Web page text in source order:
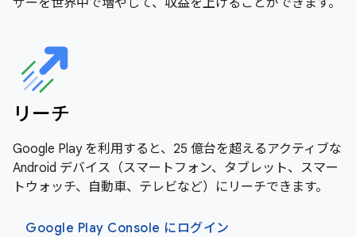
ザーを世界中で増やして、収益を上げることができます。
リーチ
Google Play を利用すると、25 億台を超えるアクティブな
Android デバイス（スマートフォン、タブレット、スマー
トウォッチ、自動車、テレビなど）にリーチできます。
Google Play Console にログイン